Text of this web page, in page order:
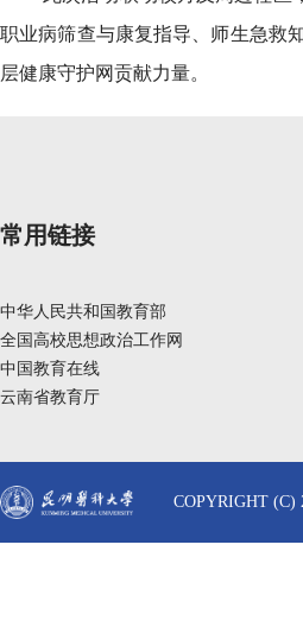
职业病筛查与康复指导、师生急救
层健康守护网贡献力量。
常用链接
中华人民共和国教育部
全国高校思想政治工作网
中国教育在线
云南省教育厅
COPYRIGHT (C)